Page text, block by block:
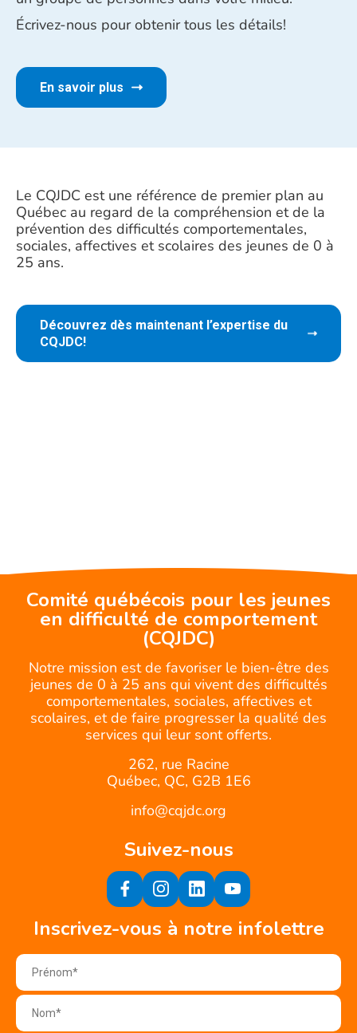
Écrivez-nous pour obtenir tous les détails!
En savoir plus
Le CQJDC est une référence de premier plan au
Québec au regard de la compréhension et de la
prévention des difficultés comportementales,
sociales, affectives et scolaires des jeunes de 0 à
25 ans.
Découvrez dès maintenant l’expertise du
CQJDC!
Comité québécois pour les jeunes
en difficulté de comportement
(CQJDC)
Notre mission est de favoriser le bien-être des
jeunes de 0 à 25 ans qui vivent des difficultés
comportementales, sociales, affectives et
scolaires, et de faire progresser la qualité des
services qui leur sont offerts.
262, rue Racine
Québec, QC, G2B 1E6
info@cqjdc.org
Suivez-nous
Inscrivez-vous à notre infolettre